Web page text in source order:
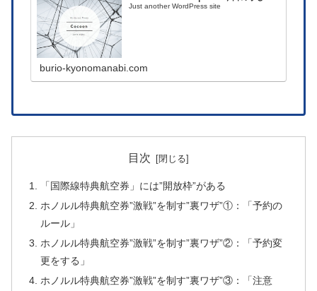
Just another WordPress site
burio-kyonomanabi.com
目次
「国際線特典航空券」には”開放枠”がある
ホノルル特典航空券”激戦”を制す”裏ワザ”①：「予約の
ルール」
ホノルル特典航空券”激戦”を制す”裏ワザ”②：「予約変
更をする」
ホノルル特典航空券”激戦”を制す”裏ワザ”③：「注意